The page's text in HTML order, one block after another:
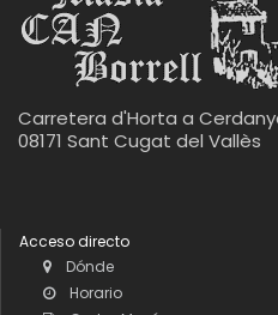
Carretera d'Horta a
08171 Sant Cugat del Vallès
Acceso directo
Dónde
Horario